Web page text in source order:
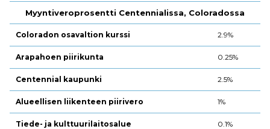
Myyntiveroprosentti Centennialissa, Coloradossa
Coloradon osavaltion kurssi 2.9%
Arapahoen piirikunta 0.25%
Centennial kaupunki 2.5%
Alueellisen liikenteen piirivero 1%
Tiede- ja kulttuurilaitosalue 0.1%